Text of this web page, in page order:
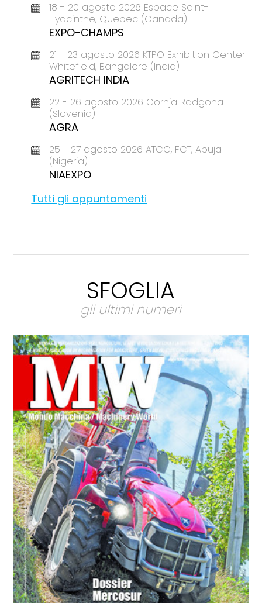
18 - 20 agosto 2026 Espace Saint-
Hyacinthe, Quebec (Canada)
EXPO-CHAMPS
21 - 23 agosto 2026 KTPO Exhibition Center
Whitefield, Bangalore (India)
AGRITECH INDIA
22 - 26 agosto 2026 Gornja Radgona
(Slovenia)
AGRA
25 - 27 agosto 2026 ATCC, FCT, Abuja
(Nigeria)
NIAEXPO
Tutti gli appuntamenti
SFOGLIA
gli ultimi numeri